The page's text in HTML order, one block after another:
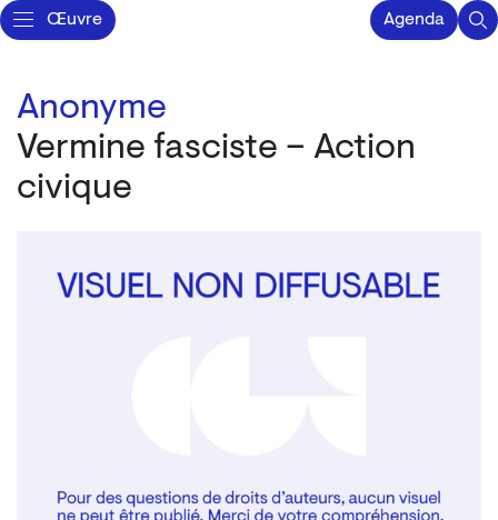
Œuvre Agenda
Anonyme
Vermine fasciste – Action
civique